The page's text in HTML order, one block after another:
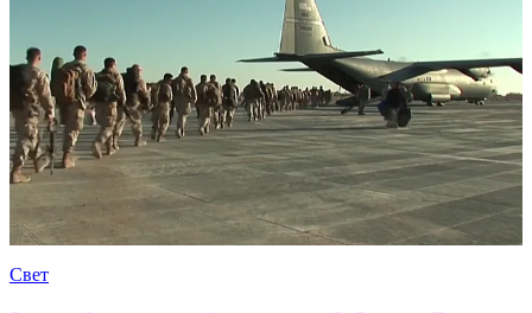
Свет